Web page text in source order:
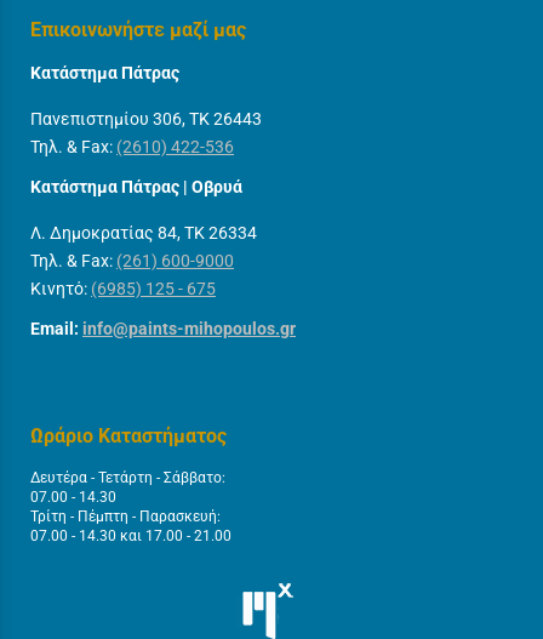
Επικοινωνήστε μαζί μας
Κατάστημα Πάτρας
Πανεπιστημίου 306, ΤΚ 26443
Τηλ. & Fax: (2610) 422-536
Κατάστημα Πάτρας | Οβρυά
Λ. Δημοκρατίας 84, ΤΚ 26334
Τηλ. & Fax: (261) 600-9000
Κινητό: (6985) 125 - 675
Email: info@paints-mihopoulos.gr
Ωράριο Καταστήματος
Δευτέρα - Τετάρτη - Σάββατο:
07.00 - 14.30
Τρίτη - Πέμπτη - Παρασκευή:
07.00 - 14.30 και 17.00 - 21.00